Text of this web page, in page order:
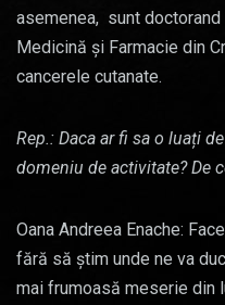
asemenea, sunt
Medicină și Farmacie din
cancerele cutanate.
Rep.: Daca ar fi sa o luați
domeniu de activitate? De
Oana Andreea Enache:
fără să știm unde ne va
mai frumoasă meserie din